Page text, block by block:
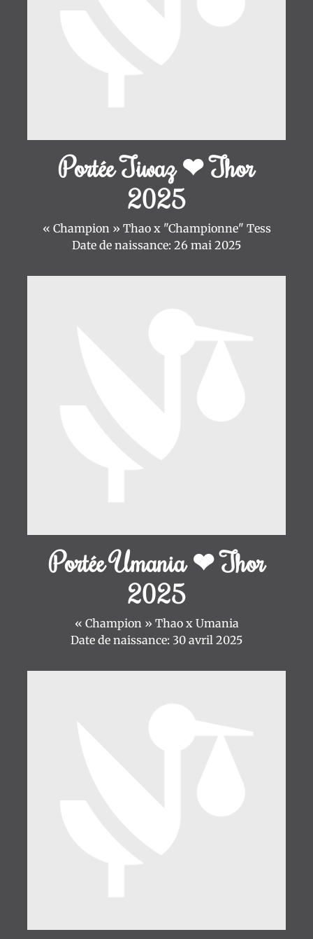
Portée Tiwaz ❤ Thor
2025
« Champion » Thao x "Championne" Tess
Date de naissance: 26 mai 2025
Portée Umania ❤ Thor
2025
« Champion » Thao x Umania
Date de naissance: 30 avril 2025